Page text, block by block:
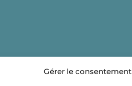
Gérer le consentement